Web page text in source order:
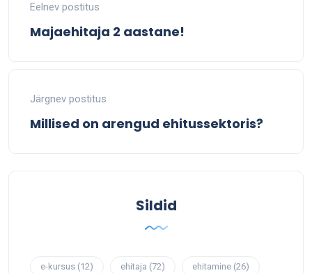
Eelnev postitus
Majaehitaja 2 aastane!
Järgnev postitus
Millised on arengud ehitussektoris?
Sildid
e-kursus (12) ehitaja (72) ehitamine (26)